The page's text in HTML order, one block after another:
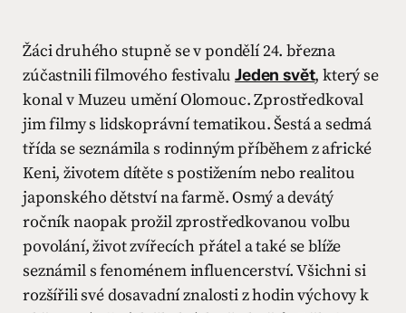
Žáci druhého stupně se v pondělí 24. března
zúčastnili filmového festivaluJeden svět, který se
konal v Muzeu umění Olomouc. Zprostředkoval
jim filmy s lidskoprávní tematikou. Šestá a sedmá
třída se seznámila s rodinným příběhem z africké
Keni, životem dítěte s postižením nebo realitou
japonského dětství na farmě. Osmý a devátý
ročník naopak prožil zprostředkovanou volbu
povolání, život zvířecích přátel a také se blíže
seznámil s fenoménem influencerství. Všichni si
rozšířili své dosavadní znalosti z hodin výchovy k